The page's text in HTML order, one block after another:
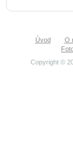
Úvod O
Copyright ©